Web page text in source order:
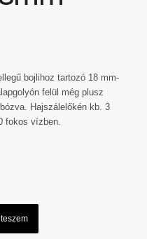
bojlihoz tartozó 18 mm-
felül még plusz
Hajszálelőkén kb. 3
fokos vízben.